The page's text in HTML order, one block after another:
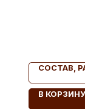
СОСТАВ,
В КОРЗИНУ